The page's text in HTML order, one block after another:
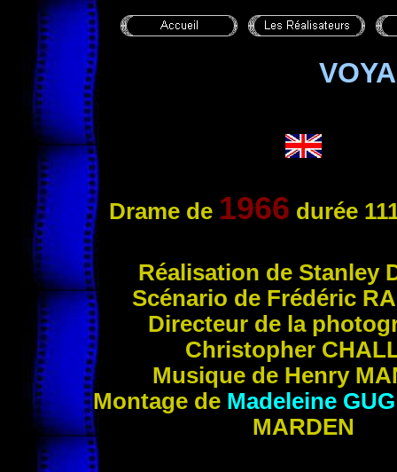
Drame de 1966 durée
Réalisation de Stanley
Scénario de Frédéric
Directeur de la
Christopher
Musique de Henry
Montage de Madeleine GUG
MARDEN